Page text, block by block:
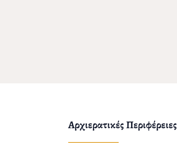
Αρχιερατικές Περιφέρειες